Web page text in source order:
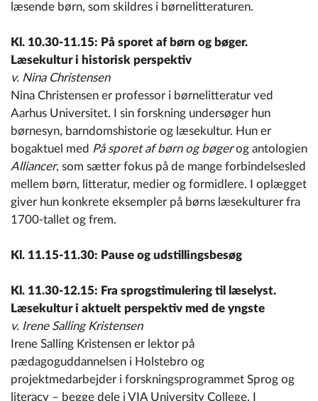
læsende børn, som skildres i børnelitteraturen.
Kl. 10.30-11.15: På sporet af børn og bøger.
Læsekultur i historisk perspektiv
v. Nina Christensen
Nina Christensen er professor i børnelitteratur ved
Aarhus Universitet. I sin forskning undersøger hun
børnesyn, barndomshistorie og læsekultur. Hun er
bogaktuel med På sporet af børn og bøgerog antologien
Alliancer, som sætter fokus på de mange forbindelsesled
mellem børn, litteratur, medier og formidlere. I oplægget
giver hun konkrete eksempler på børns læsekulturer fra
1700-tallet og frem.
Kl. 11.15-11.30: Pause og udstillingsbesøg
Kl. 11.30-12.15: Fra sprogstimulering til læselyst.
Læsekultur i aktuelt perspektiv med de yngste
v. Irene Salling Kristensen
Irene Salling Kristensen er lektor på
pædagoguddannelsen i Holstebro og
projektmedarbejder i forskningsprogrammet Sprog og
literacy – begge dele i VIA University College. I